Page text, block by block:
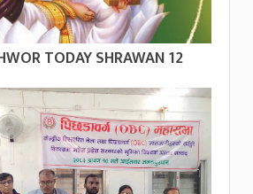
TODAY SHRAWAN 12